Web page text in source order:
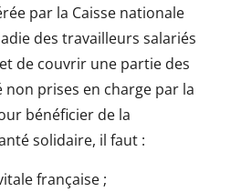
par la Caisse nationale
des travailleurs salariés
de couvrir une partie des
non prises en charge par la
bénéficier de la
solidaire, il faut :
française ;